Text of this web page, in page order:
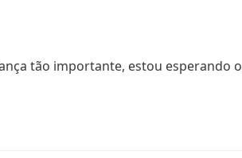
tão importante, estou esperando o